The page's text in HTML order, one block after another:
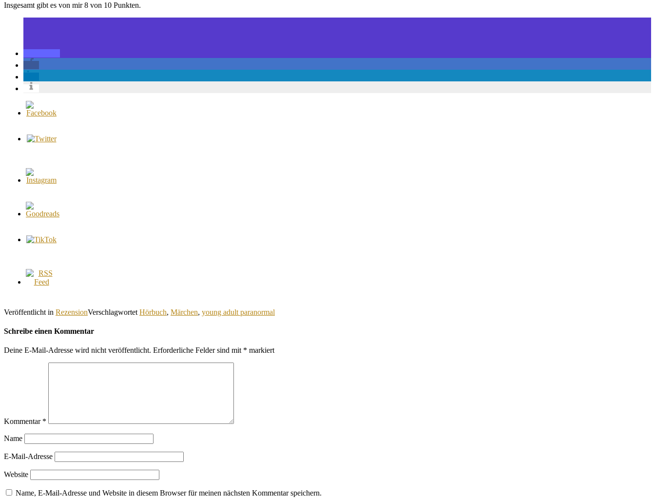
Insgesamt gibt es von mir 8 von 10 Punkten.
Veröffentlicht in RezensionVerschlagwortet Hörbuch, Märchen, young adult paranormal
Schreibe einen Kommentar
Deine E-Mail-Adresse wird nicht veröffentlicht. Erforderliche Felder sind mit * markiert
Kommentar *
Name
E-Mail-Adresse
Website
Name, E-Mail-Adresse und Website in diesem Browser für meinen nächsten Kommentar speichern.